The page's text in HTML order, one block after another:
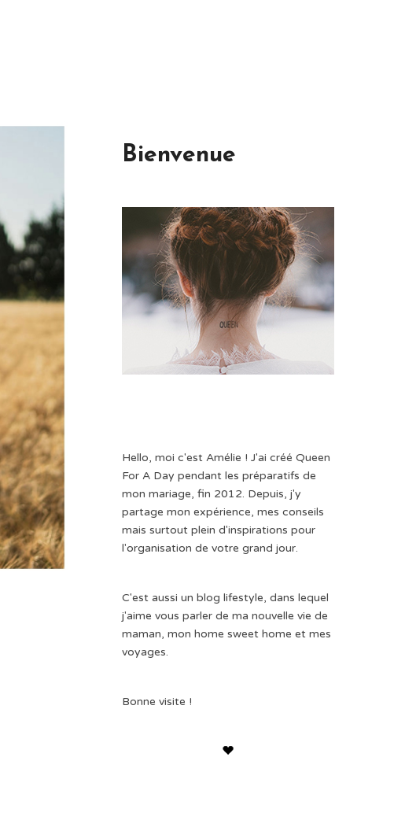
Bienvenue
Hello, moi c'est Amélie ! J'ai créé Queen
For A Day pendant les préparatifs de
mon mariage, fin 2012. Depuis, j'y
partage mon expérience, mes conseils
mais surtout plein d'inspirations pour
l'organisation de votre grand jour.
C'est aussi un blog lifestyle, dans lequel
j'aime vous parler de ma nouvelle vie de
maman, mon home sweet home et mes
voyages.
Bonne visite !